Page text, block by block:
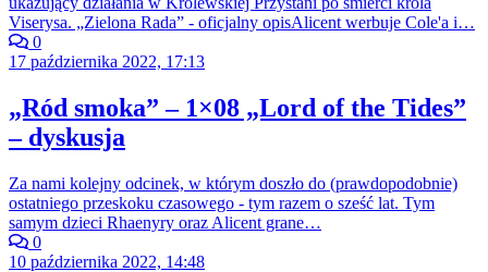
Viserysa. „Zielona Rada” - oficjalny opisAlicent werbuje Cole'a i…
0
17 października 2022, 17:13
„Ród smoka” – 1×08 „Lord of the Tides”
– dyskusja
Za nami kolejny odcinek, w którym doszło do (prawdopodobnie)
ostatniego przeskoku czasowego - tym razem o sześć lat. Tym
samym dzieci Rhaenyry oraz Alicent grane…
0
10 października 2022, 14:48